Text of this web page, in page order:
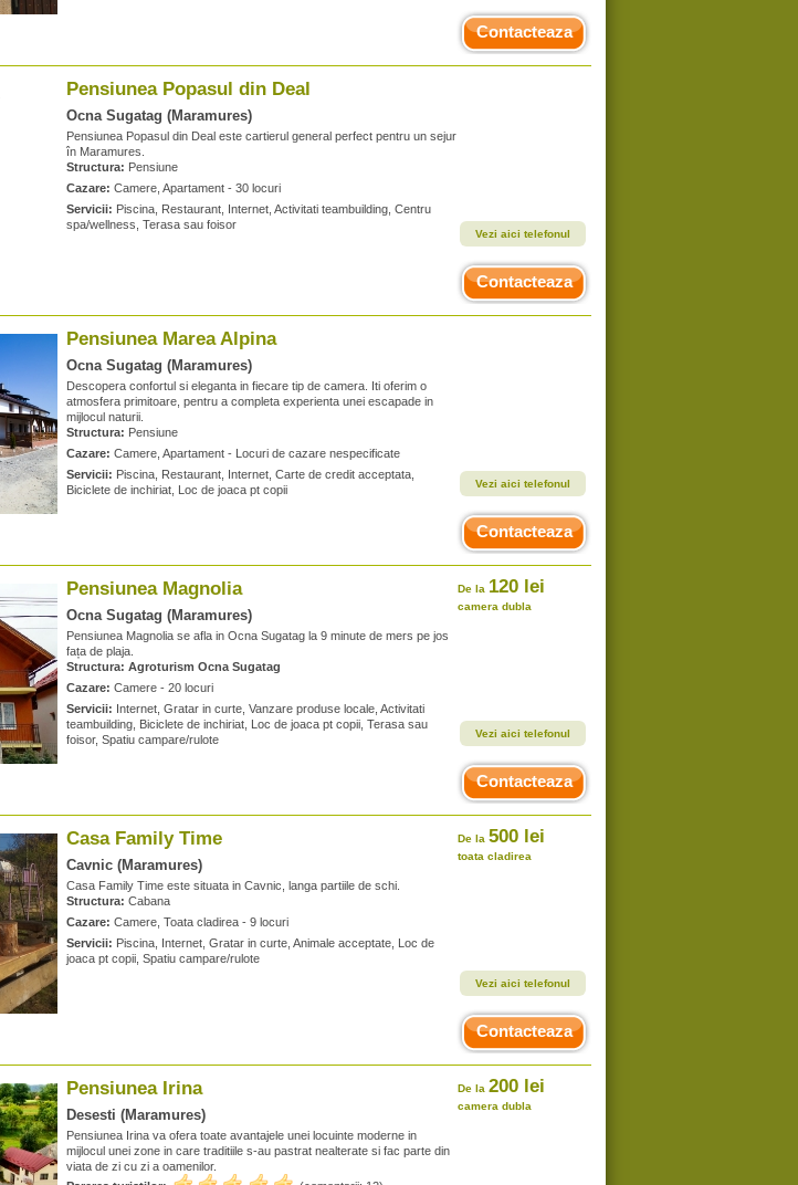
Contacteaza
Pensiunea Popasul din Deal
Ocna Sugatag (Maramures)
Pensiunea Popasul din Deal este cartierul general perfect pentru un sejur
în Maramures.
Structura: Pensiune
Cazare: Camere, Apartament - 30 locuri
Servicii: Piscina, Restaurant, Internet, Activitati teambuilding, Centru
spa/wellness, Terasa sau foisor
Vezi aici telefonul
Contacteaza
Pensiunea Marea Alpina
Ocna Sugatag (Maramures)
Descopera confortul si eleganta in fiecare tip de camera. Iti oferim o
atmosfera primitoare, pentru a completa experienta unei escapade in
mijlocul naturii.
Structura: Pensiune
Cazare: Camere, Apartament - Locuri de cazare nespecificate
Servicii: Piscina, Restaurant, Internet, Carte de credit acceptata,
Biciclete de inchiriat, Loc de joaca pt copii
Vezi aici telefonul
Contacteaza
Pensiunea Magnolia
Ocna Sugatag (Maramures)
Pensiunea Magnolia se afla in Ocna Sugatag la 9 minute de mers pe jos
fața de plaja.
Structura: Agroturism Ocna Sugatag
Cazare: Camere - 20 locuri
Servicii: Internet, Gratar in curte, Vanzare produse locale, Activitati
teambuilding, Biciclete de inchiriat, Loc de joaca pt copii, Terasa sau
foisor, Spatiu campare/rulote
De la 120 lei
camera dubla
Vezi aici telefonul
Contacteaza
Casa Family Time
Cavnic (Maramures)
Casa Family Time este situata in Cavnic, langa partiile de schi.
Structura: Cabana
Cazare: Camere, Toata cladirea - 9 locuri
Servicii: Piscina, Internet, Gratar in curte, Animale acceptate, Loc de
joaca pt copii, Spatiu campare/rulote
De la 500 lei
toata cladirea
Vezi aici telefonul
Contacteaza
Pensiunea Irina
Desesti (Maramures)
Pensiunea Irina va ofera toate avantajele unei locuinte moderne in
mijlocul unei zone in care traditiile s-au pastrat nealterate si fac parte din
viata de zi cu zi a oamenilor.
De la 200 lei
camera dubla